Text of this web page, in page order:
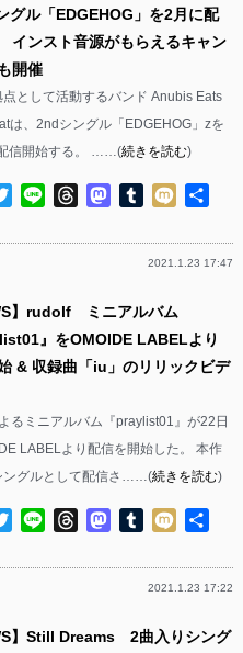
グル「EDGEHOG」を2月に配
ンスト音源がもらえるキャン
開催
点として活動するバンド Anubis Eats
は、2ndシングル「EDGEHOG」zを
信開始する。 ……(続きを読む)
TwitterLine ThreadsMastodon
Tumblr
Mixi
2021.1.23 17:47
】rudolf ミニアルバム
』をOMOIDE LABELより
& 収録曲「iu」のリリックビデ
るミニアルバム『praylist01』が22日
LABELより配信を開始した。 本作
ングルとして配信さ……(続きを読む)
TwitterLine ThreadsMastodon
Tumblr
Mixi
2021.1.23 17:22
】Still Dreams 2曲入りシング